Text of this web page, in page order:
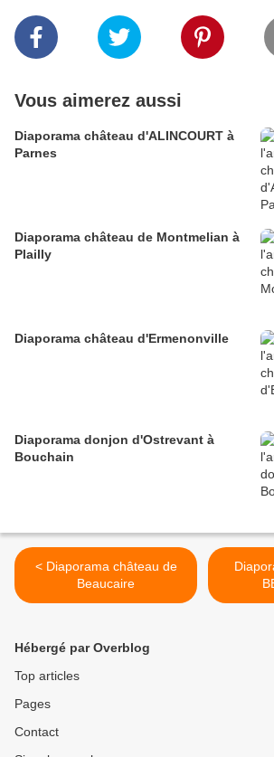
Vous aimerez aussi
Diaporama château d'ALINCOURT à
Parnes
Diaporama château de Montmelian à
Plailly
Diaporama château d'Ermenonville
Diaporama donjon d'Ostrevant à
Bouchain
< Diaporama château de
Beaucaire
Hébergé par Overblog
Top articles
Pages
Contact